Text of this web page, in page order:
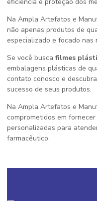
Na Ampla Artefatos e
não apenas produtos de
especializado e focado nas
Se você busca filmes
embalagens plásticas de
contato conosco e
sucesso de seus produtos.
Na Ampla Artefatos e
comprometidos em
personalizadas para
farmacêutico.